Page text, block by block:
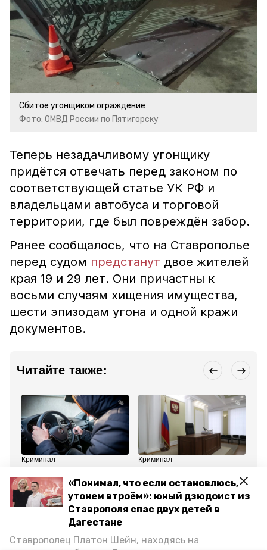
«Понимал, что если остановлюсь,
утонем втроём»: юный дзюдоист из
Ставрополя спас двух детей в
Дагестане
Ставрополец Платон Шейн, находясь на
Сбитое угонщиком ограждение
Фото: ОМВД России по Пятигорску
Теперь незадачливому угонщику
придётся отвечать перед законом по
соответствующей статье УК РФ и
владельцами автобуса и торговой
территории, где был повреждён забор.
Ранее сообщалось, что на Ставрополье
перед судом предстанут двое жителей
края 19 и 29 лет. Они причастны к
восьми случаям хищения имущества,
шести эпизодам угона и одной кражи
документов.
Читайте также:
Криминал
31 января 2025, 12:45
Почти 150 угонов и краж
автомобилей раскрыли
на Ставрополье в 2024
году
Криминал
20 декабря 2024, 11:22
Пятигорчанин
предстанет перед судом
за угон пяти
автомобилей и кражу
кроссовок
Все новости